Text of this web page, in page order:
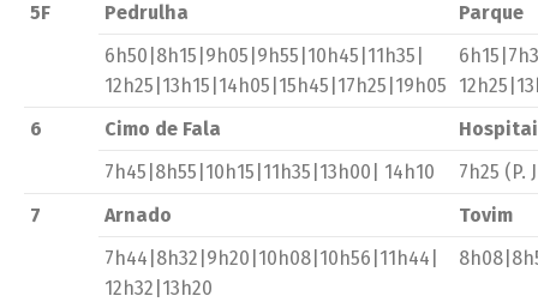
5F
Pedrulha
Parque
6h50|8h15|9h05|9h55|10h45|11h35|
12h25|13h15|14h05|15h45|17h25|19h05
6
Cimo de Fala
7h45|8h55|10h15|11h35|13h00| 14h10
7h25 (P.
7
Arnado
Tovim
7h44|8h32|9h20|10h08|10h56|11h44|
12h32|13h20